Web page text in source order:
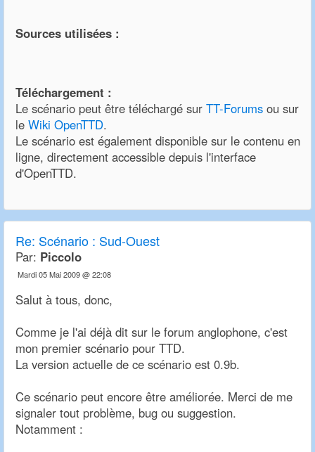
Sources utilisées :
Téléchargement :
Le scénario peut être téléchargé sur TT-Forums ou sur
le Wiki OpenTTD.
Le scénario est également disponible sur le contenu en
ligne, directement accessible depuis l'interface
d'OpenTTD.
Re: Scénario : Sud-Ouest
Par: Piccolo
Mardi 05 Mai 2009 @ 22:08
Salut à tous, donc,
Comme je l'ai déjà dit sur le forum anglophone, c'est
mon premier scénario pour TTD.
La version actuelle de ce scénario est 0.9b.
Ce scénario peut encore être améliorée. Merci de me
signaler tout problème, bug ou suggestion.
Notamment :